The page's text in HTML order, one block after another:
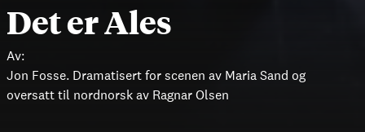
Det er Ales
Av:
Jon Fosse. Dramatisert for scenen av Maria Sand og
oversatt til nordnorsk av Ragnar Olsen